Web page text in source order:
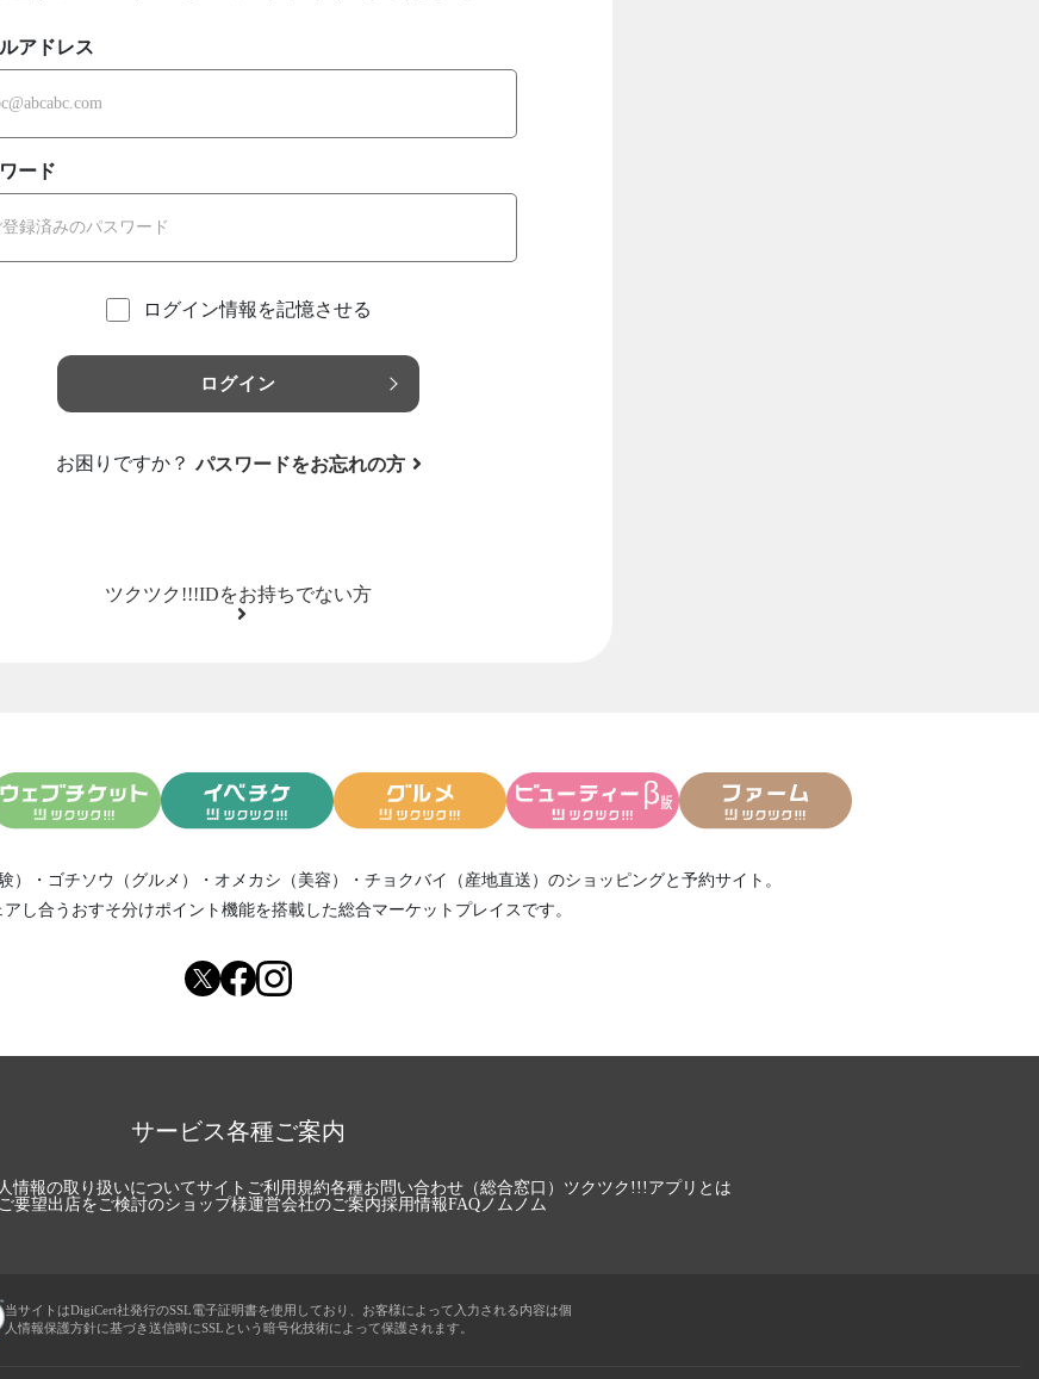
アドレス
ード
ログイン情報を記憶させる
ログイン
お困りですか？ パスワードをお忘れの方
ツクツク!!!IDをお持ちでない方
） ・ ゴチソウ（グルメ） ・ オメカシ（美容） ・ チョクバイ（産地直送） のショッピングと予約サイト。
し合う おすそ分けポイント機能を搭載した総合マーケットプレイスです。
サービス各種ご案内
情報の取り扱いについてサイトご利用規約各種お問い合わせ（総合窓口） ツクツク!!!アプリとは
要望出店をご検討のショップ様運営会社のご案内採用情報FAQノムノム
当サイトはDigiCert社発行のSSL電子証明書を使用しており、お客様によって入力される内容は個
人情報保護方針に基づき送信時にSSLという暗号化技術によって保護されます。